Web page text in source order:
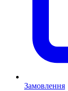
Замовлення